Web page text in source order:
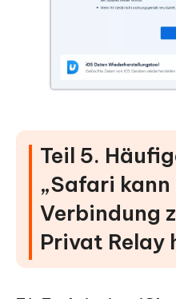
Teil 5.
„Safari kann
Verbindung
Privat Relay